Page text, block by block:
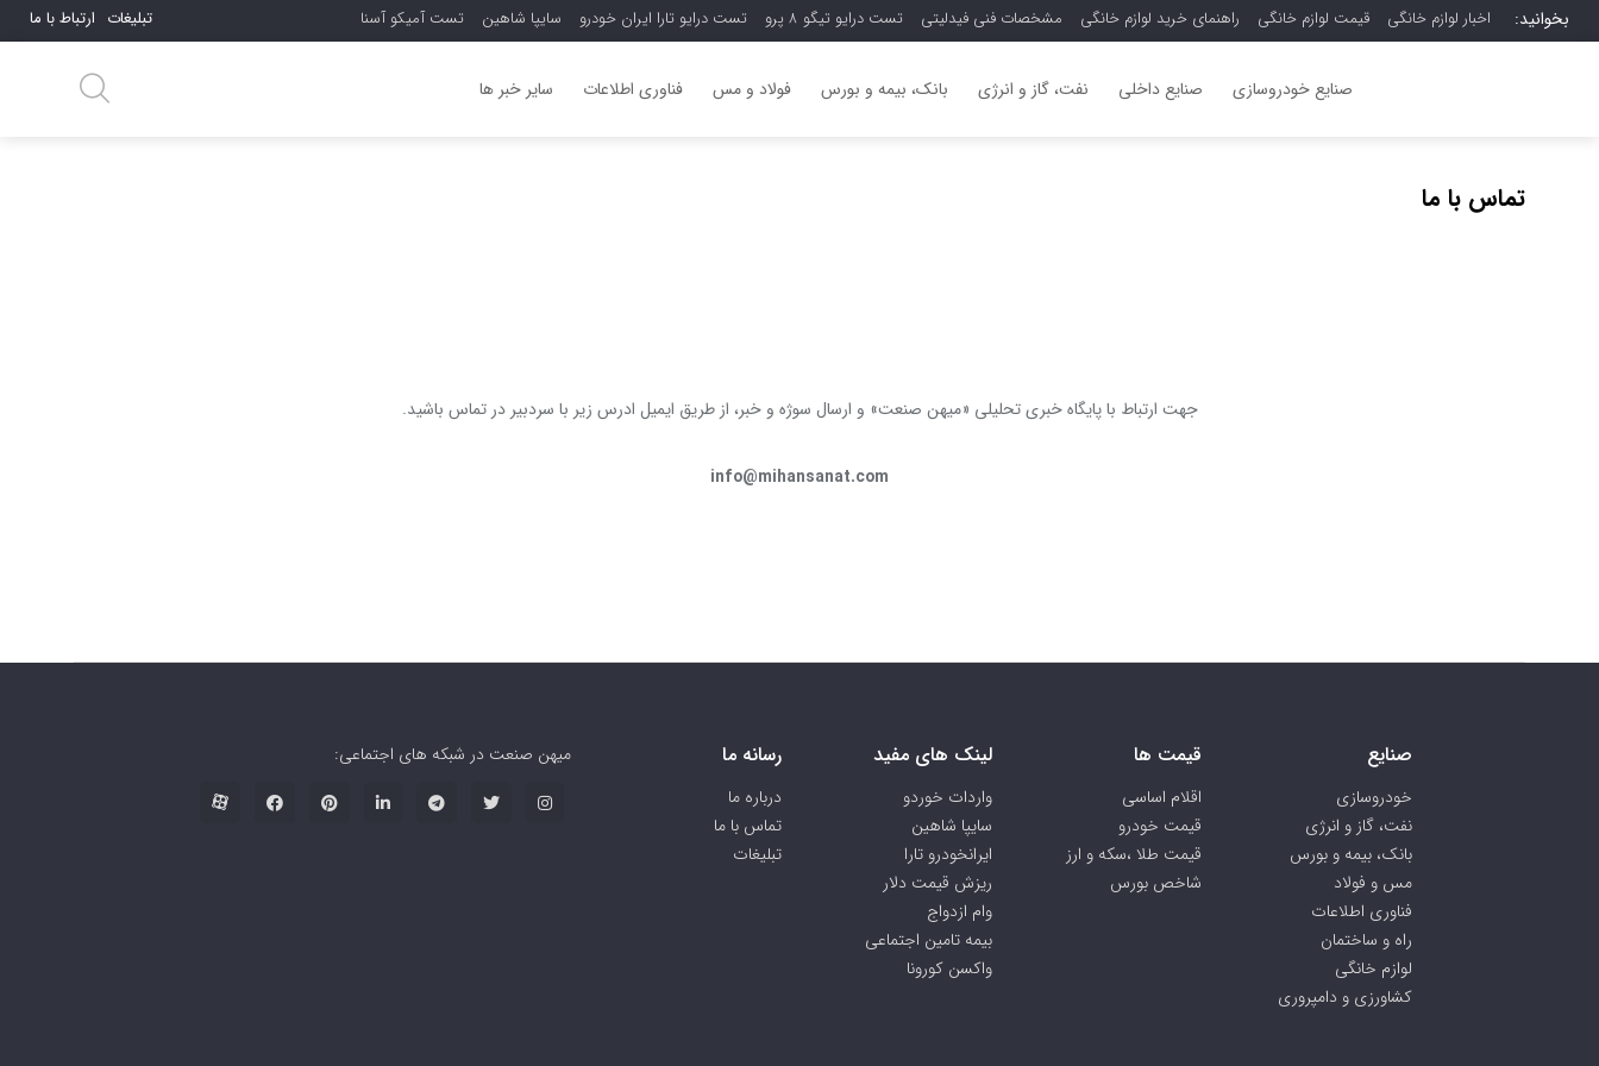
بخوانید: اخبار لوازم خانگی قیمت لوازم خانگی راهنمای خرید لوازم خانگی مشخصات فنی فیدلیتی تست درایو تیگو 8 پرو تست درایو تارا ایران خودرو سایپا شاهین تست آمیکو آسنا تبلیغات ارتباط با ما
صنایع خودروسازی صنایع داخلی نفت، گاز و انرژی بانک، بیمه و بورس فولاد و مس فناوری اطلاعات سایر خبر ها
تماس با ما
جهت ارتباط با پایگاه خبری تحلیلی «میهن صنعت» و ارسال سوژه و خبر، از طریق ایمیل ادرس زیر با سردبیر در تماس باشید.
info@mihansanat.com
صنایع
خودروسازی
نفت، گاز و انرژي
بانک، بیمه و بورس
مس و فولاد
فناوری اطلاعات
راه و ساختمان
لوازم خانگی
کشاورزی و دامپروری
قیمت ها
اقلام اساسی
قیمت خودرو
قیمت طلا ،سکه و ارز
شاخص بورس
لینک های مفید
واردات خوردو
سایپا شاهین
ایرانخودرو تارا
ریزش قیمت دلار
وام ازدواج
بیمه تامین اجتماعی
واکسن کورونا
رسانه ما
درباره ما
تماس با ما
تبلیغات
میهن صنعت در شبکه های اجتماعی:
بازگشت
بازگشت